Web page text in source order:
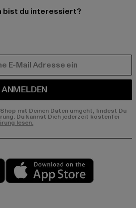
bist du interessiert?
ANMELDEN
mit Deinen Daten umgeht, findest Du
Du kannst Dich jederzeit kostenfei
lesen.
Play market